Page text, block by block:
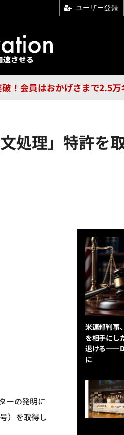
！会員はおかげさまで2.5万
ブランドチャンネル
フォーエム
処理」特許を
ーの発明に
）を取得し
米連邦判事
を相手にし
退ける
に
ユーザー登録